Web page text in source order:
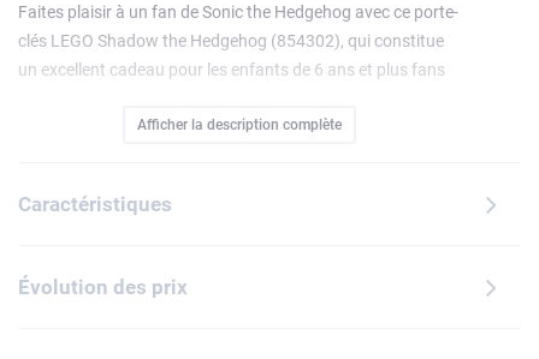
Faites plaisir à un fan de Sonic the Hedgehog avec ce porte-
clés LEGO Shadow the Hedgehog (854302), qui constitue
un excellent cadeau pour les enfants de 6 ans et plus fans
attachée à unechaîne en métal robuste, cet accessoire
vidéo partout avec eux.
Afficher la description complète
Caractéristiques
Évolution des prix